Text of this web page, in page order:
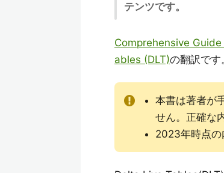
テンツです。
Comprehensive
ables (DLT)の翻訳です
本書は著者が
せん。正確な
2023年時点の